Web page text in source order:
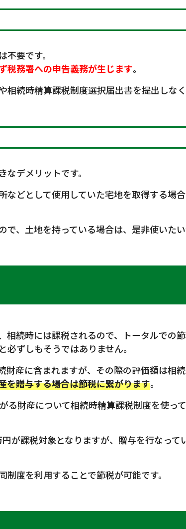
要です。
税務署への申告義務が生じます。
続時精算課税制度選択届出書を提出しなく
デメリットです。
どとして使用していた宅地を取得する場
、土地を持っている場合は、是非使いたい
続時には課税されるので、トータルでの
ずしもそうではありません。
産に含まれますが、その際の評価額は相
を贈与する場合は節税に繋がります。
る財産について相続時精算課税制度を使っ
が課税対象となりますが、贈与を行なっ
度を利用することで節税が可能です。